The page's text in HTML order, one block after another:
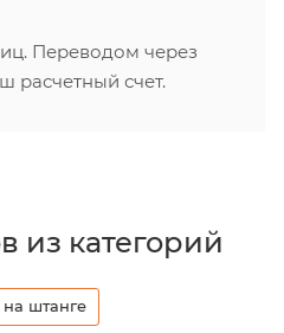
Переводом через
расчетный счет.
из категорий
штанге